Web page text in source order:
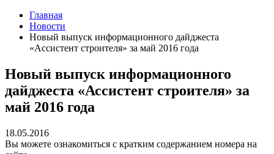
Главная
Новости
Новый выпуск информационного дайджеста
«Ассистент строителя» за май 2016 года
Новый выпуск информационного
дайджеста «Ассистент строителя» за
май 2016 года
18.05.2016
Вы можете ознакомиться с кратким содержанием номера на